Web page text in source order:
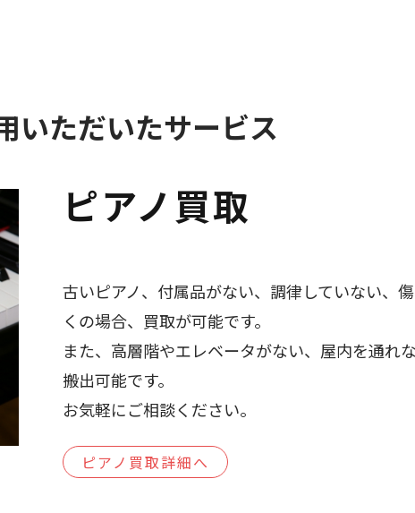
いただいたサービス
ピアノ買取
古いピアノ、付属品がない、調律していない、
くの場合、買取が可能です。
また、高層階やエレベータがない、屋内を通れ
搬出可能です。
お気軽にご相談ください。
ピアノ買取詳細へ